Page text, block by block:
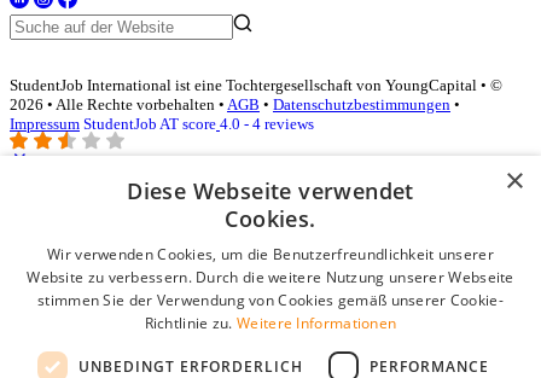
StudentJob International ist eine Tochtergesellschaft von YoungCapital • ©
2026 • Alle Rechte vorbehalten • AGB • Datenschutzbestimmungen •
Impressum StudentJob AT score 4.0 - 4 reviews
Login für Unternehmen
E-Mail*
Passwort
Angemeldet bleiben
×
Diese Webseite verwendet
Cookies.
Wir verwenden Cookies, um die Benutzerfreundlichkeit unserer
Website zu verbessern. Durch die weitere Nutzung unserer Webseite
stimmen Sie der Verwendung von Cookies gemäß unserer Cookie-
Richtlinie zu. Weitere Informationen
UNBEDINGT ERFORDERLICH PERFORMANCE